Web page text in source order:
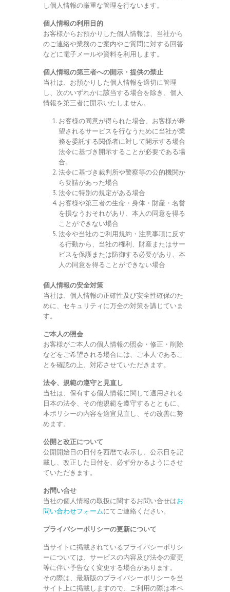
し個人情報の厳重な管理を行ないます。
個人情報の利用目的
お客様からお預かりした個人情報は、当社から
のご連絡や業務のご案内やご質問に対する回答
などに電子メールや資料を利用します。
個人情報の第三者への開示・提供の禁止
当社は、お預かりした個人情報を適切に管理
し、次のいずれかに該当する場合を除き、個人
情報を第三者に開示いたしません。
お客様の同意が得られた場合、お客様が希
望されるサービスを行なうために当社が業
務を委託する関係者に対して開示する場合
法令に基づき開示することが必要である場
合。
法令に基づき裁判所や警察等の公的機関か
ら要請があった場合
法令に特別の規定がある場合
お客様や第三者の生命・身体・財産・名誉
を損なうおそれがあり、本人の同意を得る
ことができない場合
法令や当社のご利用規約・注意事項に反す
る行動から、当社の権利、財産またはサー
ビスを保護または防御する必要があり、本
人の同意を得ることができない場合
個人情報の安全対策
当社は、個人情報の正確性及び安全性確保のた
めに、セキュリティに万全の対策を講じていま
す。
ご本人の照会
お客様がご本人の個人情報の照会・修正・削除
などをご希望される場合には、ご本人であるこ
とを確認の上、対応させていただきます。
法令、規範の遵守と見直し
当社は、保有する個人情報に関して適用される
日本の法令、その他規範を遵守するとともに、
本ポリシーの内容を適宜見直し、その改善に努
めます。
公開と改正について
公開開始日の日付を西暦で表示し、公示日を記
載し、改正した日付を、必ず分かるようにさせ
ていただきます。
お問い合せ
当社の個人情報の取扱に関するお問い合せはお
問い合わせフォームにてご連絡ください。
プライバシーポリシーの更新について
当サイトに掲載されているプライバシーポリシ
ーについては、サービスの内容及び法令の変更
等に伴い予告なく変更する場合があります。
その際は、最新版のプライバシーポリシーを当
サイト上に掲載しますので、ご利用の際は本ペ